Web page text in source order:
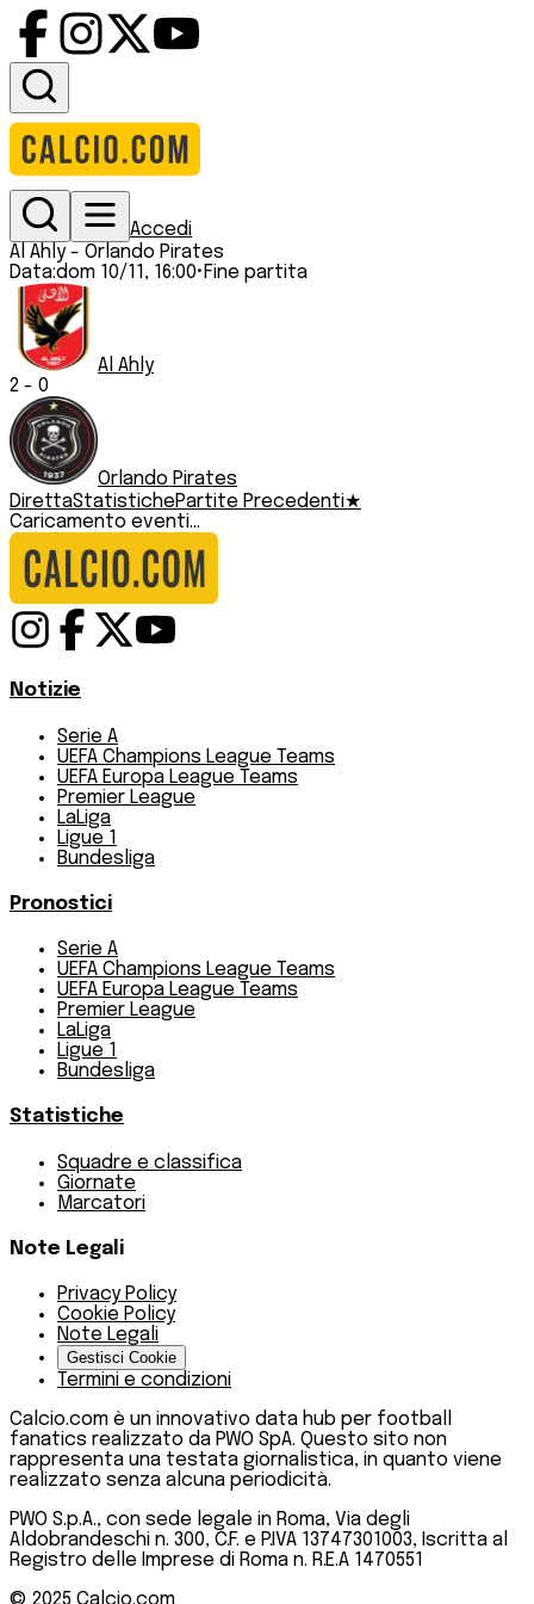
Accedi
Al Ahly- Orlando Pirates
Data:dom 10/11, 16:00• Fine partita
Al Ahly
2 - 0
Orlando Pirates
DirettaStatistichePartite Precedenti★
Caricamento eventi...
Notizie
Serie A
UEFA Champions League Teams
UEFA Europa League Teams
Premier League
LaLiga
Ligue 1
Bundesliga
Pronostici
Serie A
UEFA Champions League Teams
UEFA Europa League Teams
Premier League
LaLiga
Ligue 1
Bundesliga
Statistiche
Squadre e classifica
Giornate
Marcatori
Note Legali
Privacy Policy
Cookie Policy
Note Legali
Gestisci Cookie
Termini e condizioni
Calcio.com è un innovativo data hub per football
fanatics realizzato da PWO SpA. Questo sito non
rappresenta una testata giornalistica, in quanto viene
realizzato senza alcuna periodicità.
PWO S.p.A., con sede legale in Roma, Via degli
Aldobrandeschi n. 300, C.F. e P.IVA 13747301003, Iscritta al
Registro delle Imprese di Roma n. R.E.A 1470551